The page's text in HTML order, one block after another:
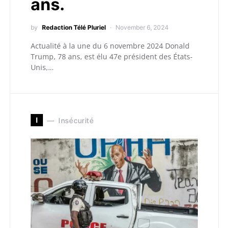
ans.
by Redaction Télé Pluriel November 6, 2024
Actualité à la une du 6 novembre 2024 Donald
Trump, 78 ans, est élu 47e président des États-
Unis,…
I Insécurité